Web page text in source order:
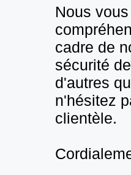
Nous
cadre de
sécurité
d'autres
n'hésitez
clientèle.